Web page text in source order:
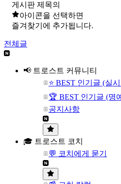
게시판 제목의
아이콘을 선택하면
즐겨찾기에 추가됩니다.
전체글
📢 트로스트 커뮤니티
⭐ BEST 인기글 (실
🏆 BEST 인기글 (명
공지사항
🎓 트로스트 코치
💬 코치에게 묻기